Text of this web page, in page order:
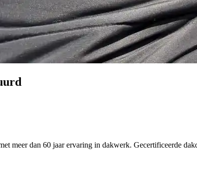
meer dan 60 jaar ervaring in dakwerk. Gecertificeerde